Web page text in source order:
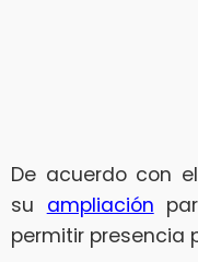
De acuerdo con
su ampliación
permitir presencia